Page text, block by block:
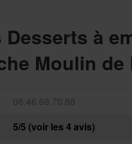
Desserts à
Moulin de
06.46.68.70.88
5/5 (voir les 4 avis)